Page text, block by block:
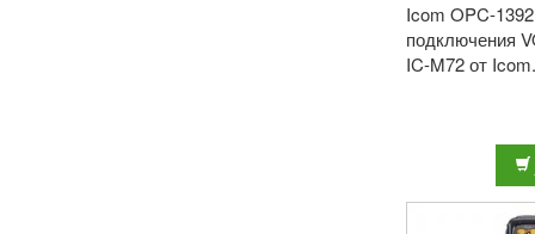
Icom OPC-
подключения
IC-M72 от